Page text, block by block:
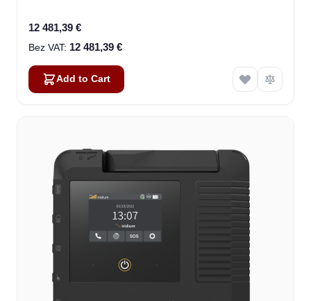
12 481,39 €
12 481,39 €
Add to Cart